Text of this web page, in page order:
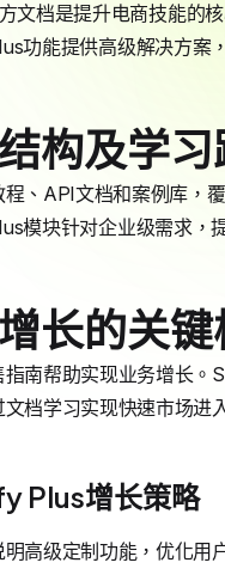
文档是提升电商技能的
功能提供高级解决方案
构及学
程、API文档和案例库，
模块针对企业级需求，
长的关
指南帮助实现业务增长
档学习实现快速市场进
Plus增长策略
高级定制功能，优化用